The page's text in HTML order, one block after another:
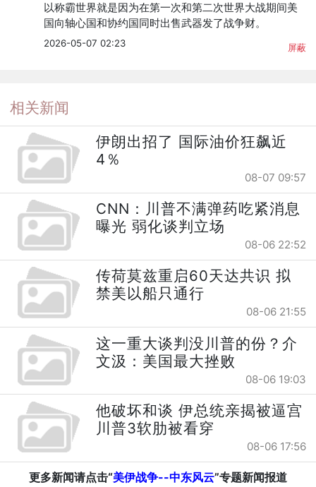
以称霸世界就是因为在第一次和第二次世界大战期间美
国向轴心国和协约国同时出售武器发了战争财。
2026-05-07 02:23 屏蔽
相关新闻
伊朗出招了 国际油价狂飙近
4％
08-07 09:57
CNN：川普不满弹药吃紧消息
曝光 弱化谈判立场
08-06 22:52
传荷莫兹重启60天达共识 拟
禁美以船只通行
08-06 21:55
这一重大谈判没川普的份？介
文汲：美国最大挫败
08-06 19:03
他破坏和谈 伊总统亲揭被逼宫
川普3软肋被看穿
08-06 17:56
更多新闻请点击“美伊战争--中东风云”专题新闻报道